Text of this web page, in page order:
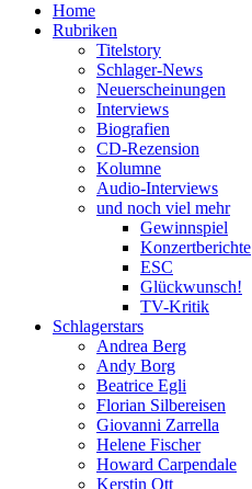
Home
Rubriken
Titelstory
Schlager-News
Neuerscheinungen
Interviews
Biografien
CD-Rezension
Kolumne
Audio-Interviews
und noch viel mehr
Gewinnspiel
Konzertberichte
ESC
Glückwunsch!
TV-Kritik
Schlagerstars
Andrea Berg
Andy Borg
Beatrice Egli
Florian Silbereisen
Giovanni Zarrella
Helene Fischer
Howard Carpendale
Kerstin Ott